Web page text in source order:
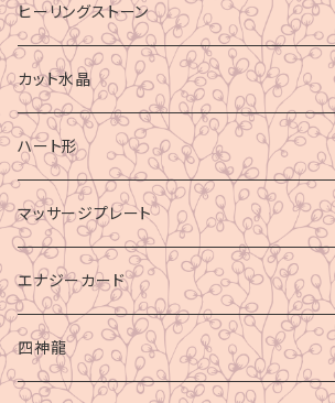
ヒーリングストーン
カット水晶
ハート形
マッサージプレート
エナジーカード
四神龍